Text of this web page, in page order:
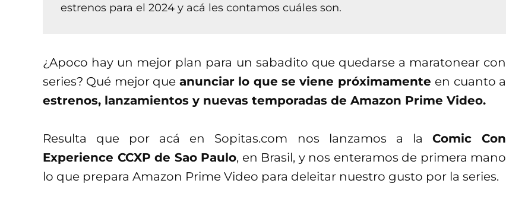
estrenos para el 2024 y acá les contamos cuáles son.
¿Apoco hay un mejor plan para un sabadito que quedarse a maratonear con
series? Qué mejor que anunciar lo que se viene próximamente en cuanto a
estrenos, lanzamientos y nuevas temporadas de Amazon Prime Video.
Resulta que por acá en Sopitas.com nos lanzamos a la Comic Con
Experience CCXP de Sao Paulo, en Brasil, y nos enteramos de primera mano
lo que prepara Amazon Prime Video para deleitar nuestro gusto por la series.